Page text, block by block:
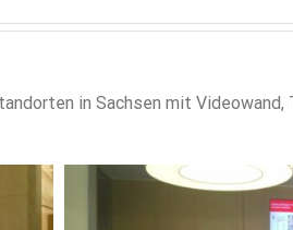
in Sachsen mit Videowand,